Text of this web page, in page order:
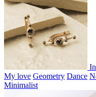
My love Geometry Dance
Minimalist